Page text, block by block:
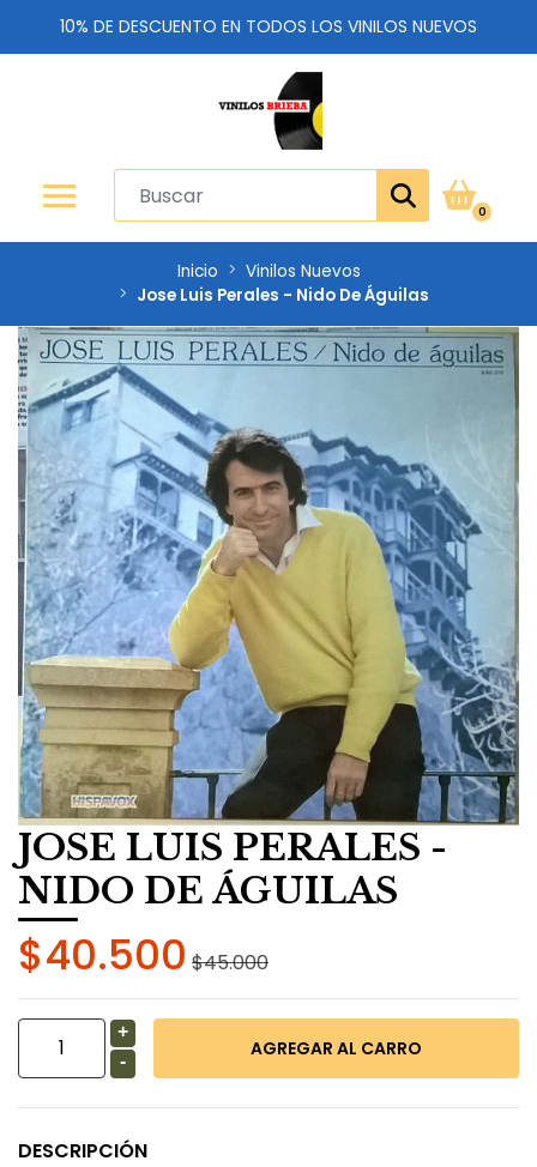
10% DE DESCUENTO EN TODOS LOS VINILOS NUEVOS
0
Inicio
Vinilos Nuevos
Jose Luis Perales - Nido De Águilas
JOSE LUIS PERALES -
NIDO DE ÁGUILAS
$40.500 $45.000
+
-
DESCRIPCIÓN